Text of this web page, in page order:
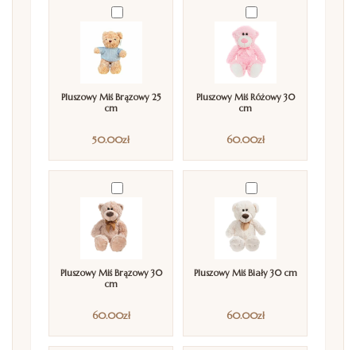
Pluszowy Miś Brązowy 25
cm
50.00zł
Pluszowy Miś Różowy 30
cm
60.00zł
Pluszowy Miś Brązowy 30
cm
60.00zł
Pluszowy Miś Biały 30 cm
60.00zł